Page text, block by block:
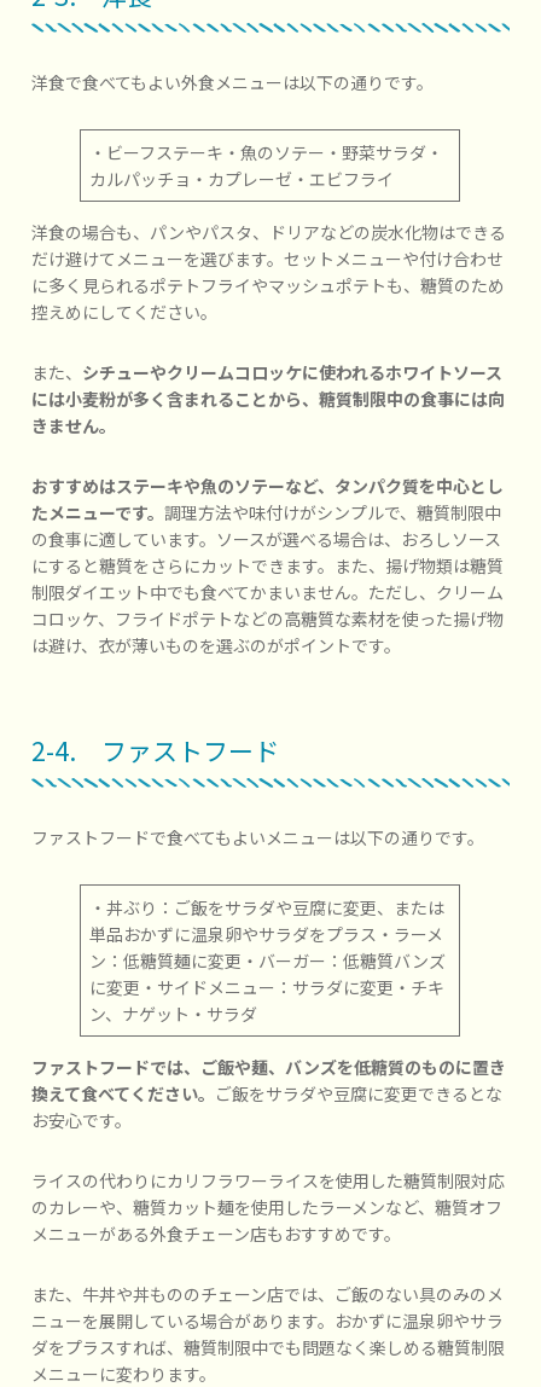
洋食で食べてもよい外食メニューは以下の通りです。
・ビーフステーキ・魚のソテー・野菜サラダ・
カルパッチョ・カプレーゼ・エビフライ
洋食の場合も、パンやパスタ、ドリアなどの炭水化物はできる
だけ避けてメニューを選びます。セットメニューや付け合わせ
に多く見られるポテトフライやマッシュポテトも、糖質のため
控えめにしてください。
また、 シチューやクリームコロッケに使われるホワイトソース
には小麦粉が多く含まれることから、糖質制限中の食事には向
きません。
おすすめはステーキや魚のソテーなど、タンパク質を中心とし
たメニューです。調理方法や味付けがシンプルで、糖質制限中
の食事に適しています。ソースが選べる場合は、おろしソース
にすると糖質をさらにカットできます。また、揚げ物類は糖質
制限ダイエット中でも食べてかまいません。ただし、クリーム
コロッケ、フライドポテトなどの高糖質な素材を使った揚げ物
は避け、衣が薄いものを選ぶのがポイントです。
2-4. ファストフード
ファストフードで食べてもよいメニューは以下の通りです。
・丼ぶり：ご飯をサラダや豆腐に変更、または
単品おかずに温泉卵やサラダをプラス・ラーメ
ン：低糖質麺に変更・バーガー：低糖質バンズ
に変更・サイドメニュー：サラダに変更・チキ
ン、ナゲット・サラダ
ファストフードでは、ご飯や麺、バンズを低糖質のものに置き
換えて食べてください。 ご飯をサラダや豆腐に変更できるとな
お安心です。
ライスの代わりにカリフラワーライスを使用した糖質制限対応
のカレーや、糖質カット麺を使用したラーメンなど、糖質オフ
メニューがある外食チェーン店もおすすめです。
また、牛丼や丼もののチェーン店では、ご飯のない具のみのメ
ニューを展開している場合があります。おかずに温泉卵やサラ
ダをプラスすれば、糖質制限中でも問題なく楽しめる糖質制限
メニューに変わります。